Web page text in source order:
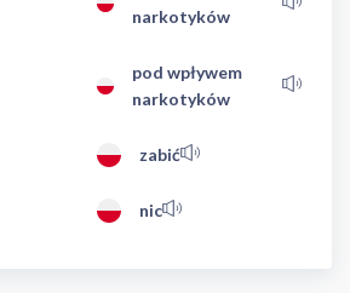
narkotyków
pod wpływem
narkotyków
zabić
nic